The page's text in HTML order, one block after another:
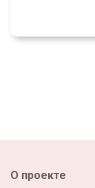
О проекте